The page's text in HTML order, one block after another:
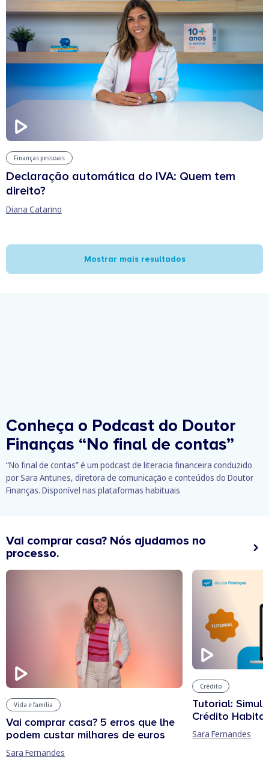
Finanças pessoais
Declaração automática do IVA: Quem tem
direito?
Diana Catarino
Mostrar mais resultados
Conheça o Podcast do Doutor
Finanças “No final de contas”
“No final de contas” é um podcast de literacia financeira conduzido
por Sara Antunes, diretora de comunicação e conteúdos do Doutor
Finanças. Disponível nas plataformas habituais
Vai comprar casa? Nós ajudamos no
processo.
Vida e família
Vai comprar casa? 5 erros que lhe
podem custar milhares de euros
Sara Fernandes
Crédito
Tutorial:
Crédito
Sara Fernandes